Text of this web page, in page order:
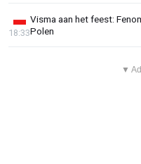
Visma aan het feest:
Polen
18:33
▼